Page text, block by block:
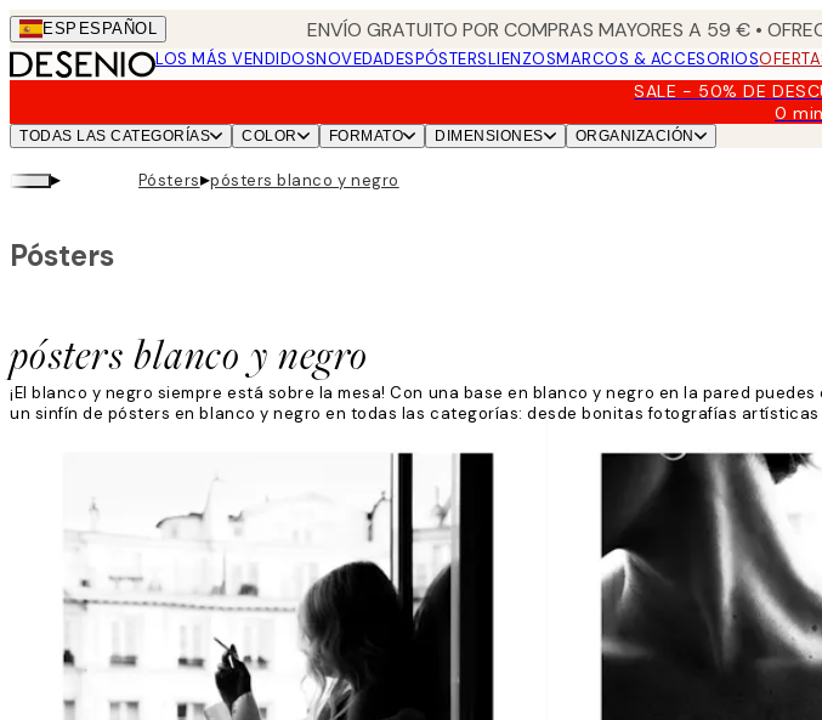
Skip
to
main
ESP ESPAÑOL ENVÍO GRATUITO POR COMPRAS MAYORES A 59 € •
LOS MÁS VENDIDOSNOVEDADESPÓSTERSLIENZOSMARCOS & ACCESORIOS
SALE - 50% DE
0
TODAS LAS CATEGORÍAS COLOR FORMATO DIMENSIONES ORGANIZACIÓN
▸ Pósters▸pósters blanco y negro
pósters blanco y negro
Pósters
¡El blanco y negro siempre está sobre la mesa! Con una base en blanco y negro en la pared
un sinfín de pósters en blanco y negro en todas las categorías: desde bonitas fotografías